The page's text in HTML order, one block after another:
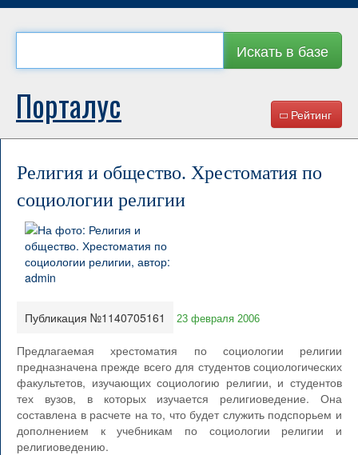
Искать в базе
Рейтинг
Порталус
Религия и общество. Хрестоматия по
социологии религии
Публикация №1140705161 23 февраля 2006
Предлагаемая хрестоматия по социологии религии
предназначена прежде всего для студентов социологических
факультетов, изучающих социологию религии, и студентов
тех вузов, в которых изучается религиоведение. Она
составлена в расчете на то, что будет служить подспорьем и
дополнением к учебникам по социологии религии и
религиоведению.